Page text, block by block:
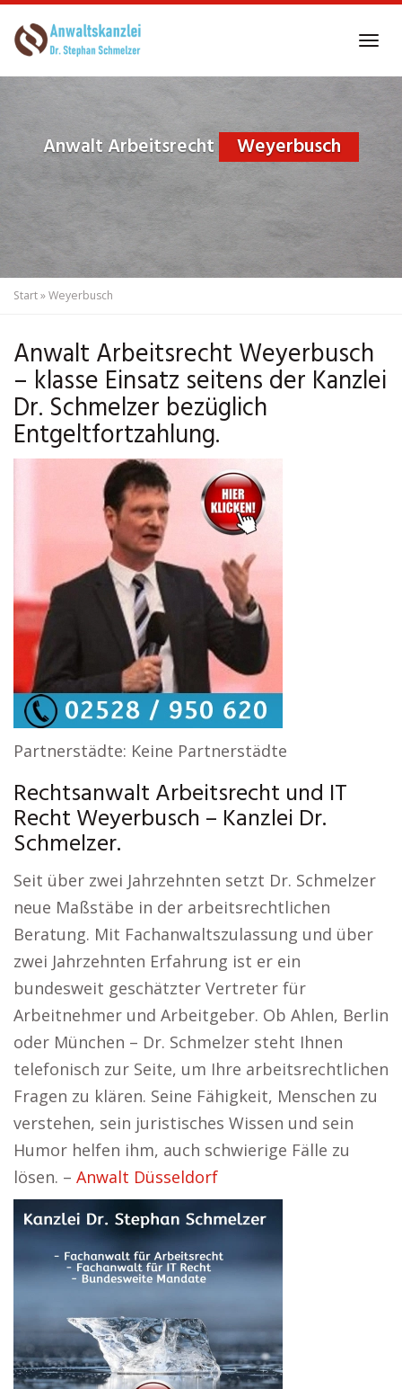
to
Anwalt Arbeitsrecht Weyerbusch
Start»Weyerbusch
Anwalt Arbeitsrecht Weyerbusch
– klasse Einsatz seitens der Kanzlei
Dr. Schmelzer bezüglich
Entgeltfortzahlung.
Partnerstädte: Keine Partnerstädte
Rechtsanwalt Arbeitsrecht und IT
Recht Weyerbusch – Kanzlei Dr.
Schmelzer.
Seit über zwei Jahrzehnten setzt Dr. Schmelzer
neue Maßstäbe in der arbeitsrechtlichen
Beratung. Mit Fachanwaltszulassung und über
zwei Jahrzehnten Erfahrung ist er ein
bundesweit geschätzter Vertreter für
Arbeitnehmer und Arbeitgeber. Ob Ahlen, Berlin
oder München – Dr. Schmelzer steht Ihnen
telefonisch zur Seite, um Ihre arbeitsrechtlichen
Fragen zu klären. Seine Fähigkeit, Menschen zu
verstehen, sein juristisches Wissen und sein
Humor helfen ihm, auch schwierige Fälle zu
lösen. – Anwalt Düsseldorf